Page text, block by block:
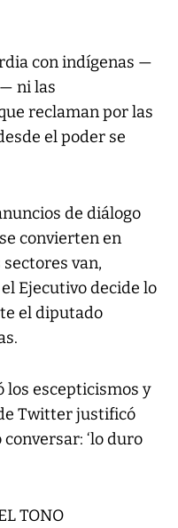
con indígenas —
ni las
reclaman por las
el poder se
de diálogo
convierten en
van,
Ejecutivo decide lo
el diputado
los escepticismos y
Twitter justificó
‘lo duro
TONO